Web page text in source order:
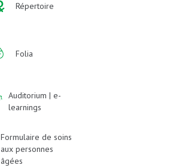
Répertoire
Folia
Auditorium | e-
learnings
Formulaire de soins
aux personnes
âgées